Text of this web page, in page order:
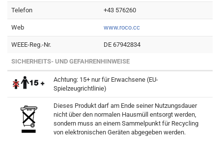
Telefon +43 576260
Web www.roco.cc
WEEE-Reg.-Nr. DE 67942834
SICHERHEITS- UND GEFAHRENHINWEISE
Achtung: 15+ nur für Erwachsene (EU-
Spielzeugrichtlinie)
Dieses Produkt darf am Ende seiner Nutzungsdauer
nicht über den normalen Hausmüll entsorgt werden,
sondern muss an einem Sammelpunkt für Recycling
von elektronischen Geräten abgegeben werden.